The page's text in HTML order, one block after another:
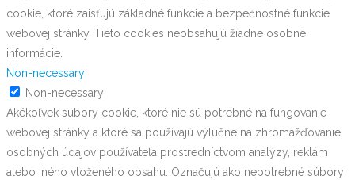
cookie, ktoré zaisťujú základné funkcie a bezpečnostné funkcie
webovej stránky. Tieto cookies neobsahujú žiadne osobné
informácie.
Non-necessary
Non-necessary
Akékoľvek súbory cookie, ktoré nie sú potrebné na fungovanie
webovej stránky a ktoré sa používajú výlučne na zhromažďovanie
osobných údajov používateľa prostredníctvom analýzy, reklám
alebo iného vloženého obsahu. Označujú ako nepotrebné súbory